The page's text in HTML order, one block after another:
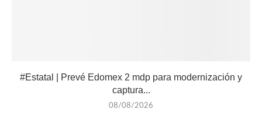
#Estatal | Prevé Edomex 2 mdp para modernización y
captura...
08/08/2026